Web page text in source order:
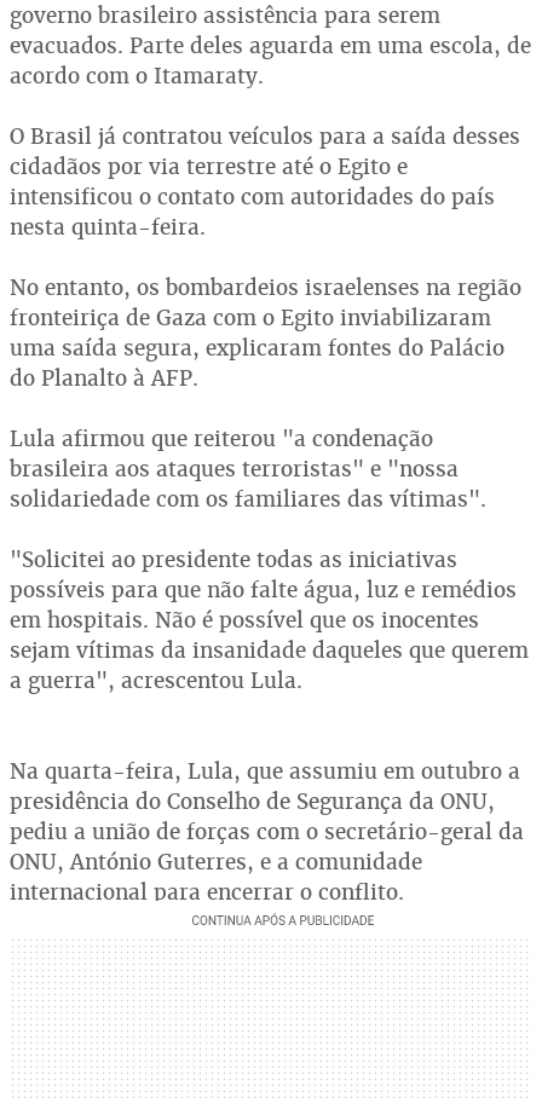
governo brasileiro assistência para serem
evacuados. Parte deles aguarda em uma escola, de
acordo com o Itamaraty.
O Brasil já contratou veículos para a saída desses
cidadãos por via terrestre até o Egito e
intensificou o contato com autoridades do país
nesta quinta-feira.
No entanto, os bombardeios israelenses na região
fronteiriça de Gaza com o Egito inviabilizaram
uma saída segura, explicaram fontes do Palácio
do Planalto à AFP.
Lula afirmou que reiterou "a condenação
brasileira aos ataques terroristas" e "nossa
solidariedade com os familiares das vítimas".
"Solicitei ao presidente todas as iniciativas
possíveis para que não falte água, luz e remédios
em hospitais. Não é possível que os inocentes
sejam vítimas da insanidade daqueles que querem
a guerra", acrescentou Lula.
Na quarta-feira, Lula, que assumiu em outubro a
presidência do Conselho de Segurança da ONU,
pediu a união de forças com o secretário-geral da
ONU, António Guterres, e a comunidade
internacional para encerrar o conflito.